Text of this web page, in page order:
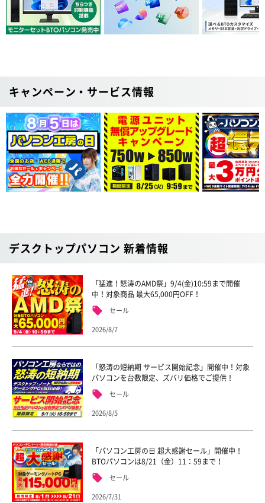
キャンペーン・サービス情報
デスクトップパソコン 新着情報
「猛進！怒涛のAMD祭」9/4(金)10:59まで開催
中！対象商品 最大65,000円OFF！
セール
2026/8/7
「怒涛の短納期 サービス開始記念」開催中！対象
パソコンを台数限定、ズバリ価格でご提供！
セール
2026/8/5
「パソコン工房の日 超大感謝セール」開催中！
BTOパソコンは8/21（金）11：59まで！
セール
2026/7/31